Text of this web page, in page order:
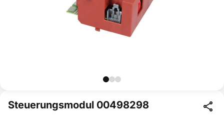
Steuerungsmodul 00498298